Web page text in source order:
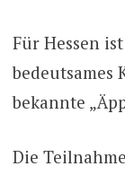
Für Hessen
bekannte
Die